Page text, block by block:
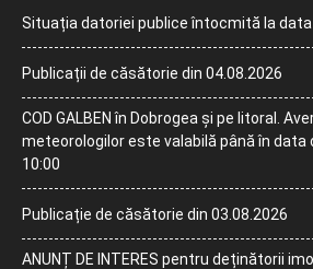
Situația datoriei publice întocmită la data
Publicații de căsătorie din 04.08.2026
COD GALBEN în Dobrogea și pe litoral.
meteorologilor este valabilă până în data
10:00
Publicație de căsătorie din 03.08.2026
ANUNȚ DE INTERES pentru deținătorii